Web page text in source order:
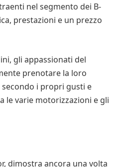
nel segmento dei B-
prestazioni e un prezzo
gli appassionati del
prenotare la loro
i propri gusti e
le varie motorizzazioni e gli
dimostra ancora una volta